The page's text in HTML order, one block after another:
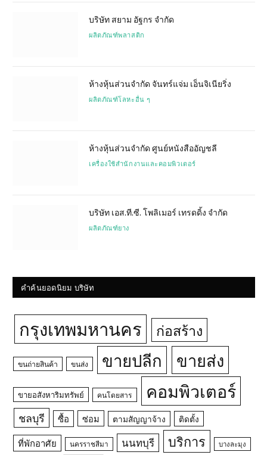
บริษัท สยาม อัฐกร จำกัด
ผลิตภัณฑ์พลาสติก
ห้างหุ้นส่วนจำกัด จันทร์แจ่ม เอ็นจิเนียริ่ง
ผลิตภัณฑ์โลหะอื่น ๆ
ห้างหุ้นส่วนจำกัด ศูนย์หนังสืออัญชลี
เครื่องใช้สำนักงานและคอมพิวเตอร์
บริษัท เอส.ที.ซี. โพลิเมอร์ เทรดดิ้ง จำกัด
ผลิตภัณฑ์ยาง
คำค้นยอดนิยม บริษัท
กรุงเทพมหานคร ก่อสร้าง
ขนถ่ายสินค้า ขนส่ง ขายปลีก ขายส่ง
ขายอสังหาริมทรัพย์ คนโดยสาร คอมพิวเตอร์
ชลบุรี ซื้อ ซ่อม ตามสัญญาจ้าง ติดตั้ง
ที่พักอาศัย นครราชสีมา นนทบุรี บริการ บางละมุง